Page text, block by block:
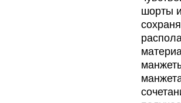
шорты